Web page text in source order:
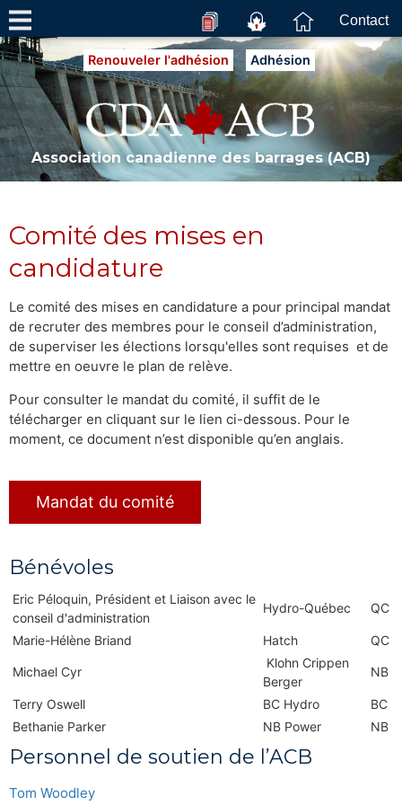
Contact
Renouveler l'adhésion Adhésion
Association canadienne des barrages (ACB)
Comité des mises en
candidature
Le comité des mises en candidature a pour principal mandat
de recruter des membres pour le conseil d’administration,
de superviser les élections lorsqu'elles sont requises et de
mettre en oeuvre le plan de relève.
Pour consulter le mandat du comité, il suffit de le
télécharger en cliquant sur le lien ci-dessous. Pour le
moment, ce document n’est disponible qu’en anglais.
Mandat du comité
Bénévoles
Eric Péloquin, Président et Liaison avec le
conseil d'administration
Hydro-Québec QC
Marie-Hélène Briand Hatch QC
Michael Cyr
Klohn Crippen
Berger
NB
Terry Oswell BC Hydro
BC
Bethanie Parker
NB Power NB
Personnel de soutien de l’ACB
Tom Woodley